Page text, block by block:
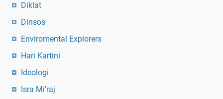
Diklat
Dinsos
Enviromental Explorers
Hari Kartini
Ideologi
Isra Mi'raj